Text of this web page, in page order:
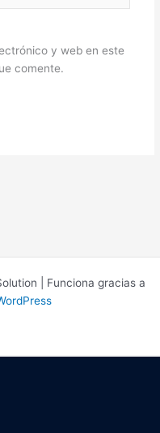
y web en este
comente.
| Funciona gracias a